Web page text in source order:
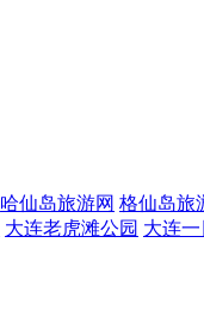
哈仙岛旅游网 格仙岛旅
大连老虎滩公园 大连一